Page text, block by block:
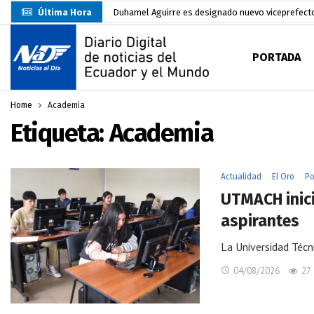
Última Hora Más de 160 libros llegarán a las escuelas del
Carlos Rodríguez es el primer candidato oficial a
Danilo Palacios junto a su esposa lució el lazo
Darwin Pereira oficializa su candidatura a la
Abelardo De La Espriella asume la Presidencia de
Más de 3.800 escuelas estarían en riesgo por El
Cuatro años después: transformar lo pendiente
PORTADA
Home Academia
Etiqueta:Academia
Actualidad El Oro
UTMACH
aspirantes
La Universidad
04/08/2026 27